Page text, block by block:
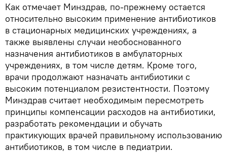
Как отмечает Минздрав, по-прежнему остается
относительно высоким применение антибиотиков
в стационарных медицинских учреждениях, а
также выявлены случаи необоснованного
назначения антибиотиков в амбулаторных
учреждениях, в том числе детям. Кроме того,
врачи продолжают назначать антибиотики с
высоким потенциалом резистентности. Поэтому
Минздрав считает необходимым пересмотреть
принципы компенсации расходов на антибиотики,
разработать рекомендации и обучать
практикующих врачей правильному использованию
антибиотиков, в том числе в педиатрии.